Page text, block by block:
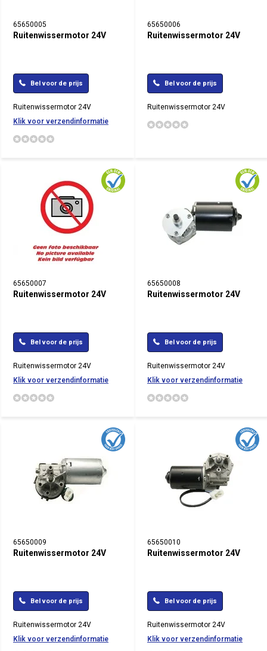
65650005
Ruitenwissermotor 24V
Bel voor de prijs
Ruitenwissermotor 24V
Klik voor verzendinformatie
65650006
Ruitenwissermotor 24V
Bel voor de prijs
Ruitenwissermotor 24V
65650007
Ruitenwissermotor 24V
Bel voor de prijs
Ruitenwissermotor 24V
Klik voor verzendinformatie
65650008
Ruitenwissermotor 24V
Bel voor de prijs
Ruitenwissermotor 24V
Klik voor verzendinformatie
65650009
Ruitenwissermotor 24V
Bel voor de prijs
Ruitenwissermotor 24V
Klik voor verzendinformatie
65650010
Ruitenwissermotor 24V
Bel voor de prijs
Ruitenwissermotor 24V
Klik voor verzendinformatie